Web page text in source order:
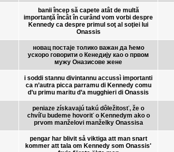
banii încep să capete atât de multă
importanţă încât în curând vom vorbi despre
Kennedy ca despre primul soţ al soţiei lui
Onassis
новац постаје толико важан да ћемо
ускоро говорити о Кенедију као о првом
мужу Оназисове жене
i soddi stannu divintannu accussì importanti
ca n’autra picca parramu di Kennedy comu
d’u primu maritu d’a mugghieri di Onassis
peniaze získavajú takú dôležitosť, že o
chvíľu budeme hovoriť o Kennedym ako o
prvom manželovi manželky Onassisa
pengar har blivit så viktiga att man snart
kommer att tala om Kennedy som Onassis'